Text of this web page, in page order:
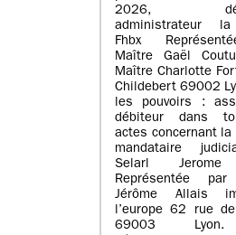
2026,
administrateur
Fhbx
Maître Gaël
Maître Charlotte
Childebert 69002
les pouvoirs :
débiteur dans
actes concernant la
mandataire
Selarl Jerome
Représentée
Jérôme Allais
l’europe 62 rue
69003